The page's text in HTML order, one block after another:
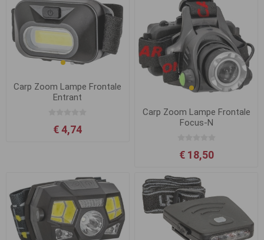
Carp Zoom Lampe Frontale
Entrant
€ 4,74
Carp Zoom Lampe Frontale
Focus-N
€ 18,50